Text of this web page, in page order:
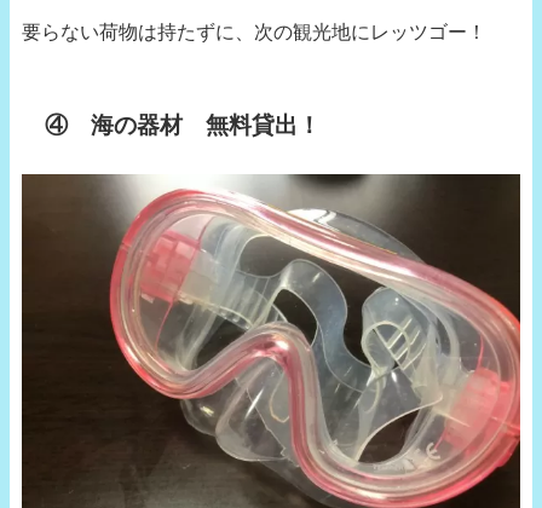
要らない荷物は持たずに、次の観光地にレッツゴー！
④ 海の器材 無料貸出！